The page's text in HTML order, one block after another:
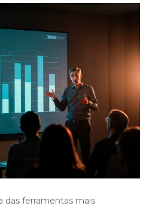
das ferramentas mais